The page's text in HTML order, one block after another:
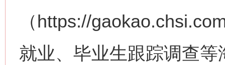
（https://
就业、毕业生跟踪调查